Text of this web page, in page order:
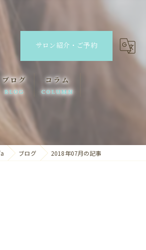
サロン紹介・ご予約
ブログ
BLOG
コラム
COLUMN
ブログ 2018年07月の記事